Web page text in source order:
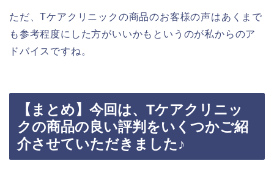
ただ、Tケアクリニックの商品のお客様の声はあくまで
も参考程度にした方がいいかもというのが私からのア
ドバイスですね。
【まとめ】今回は、Tケアクリニッ
クの商品の良い評判をいくつかご紹
介させていただきました♪